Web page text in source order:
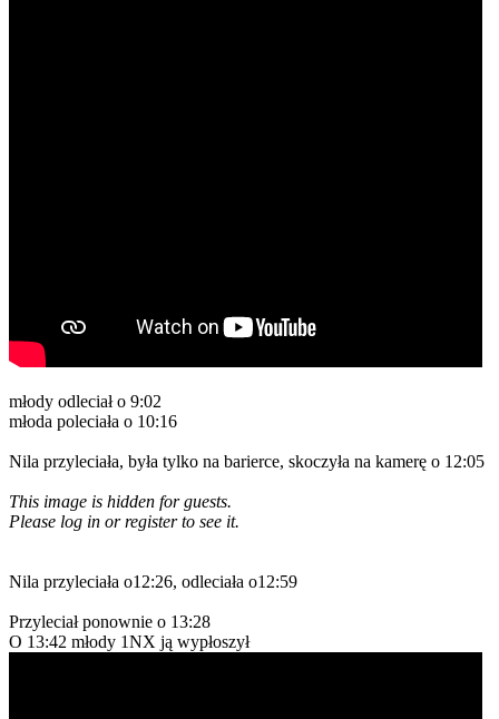
młody odleciał o 9:02
młoda poleciała o 10:16
Nila przyleciała, była tylko na barierce, skoczyła na kamerę o 12:05
This image is hidden for guests.
Please log in or register to see it.
Nila przyleciała o12:26, odleciała o12:59
Przyleciał ponownie o 13:28
O 13:42 młody 1NX ją wypłoszył